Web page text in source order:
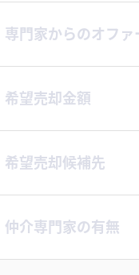
専門家からのオファ
希望売却金額
希望売却候補先
仲介専門家の有無